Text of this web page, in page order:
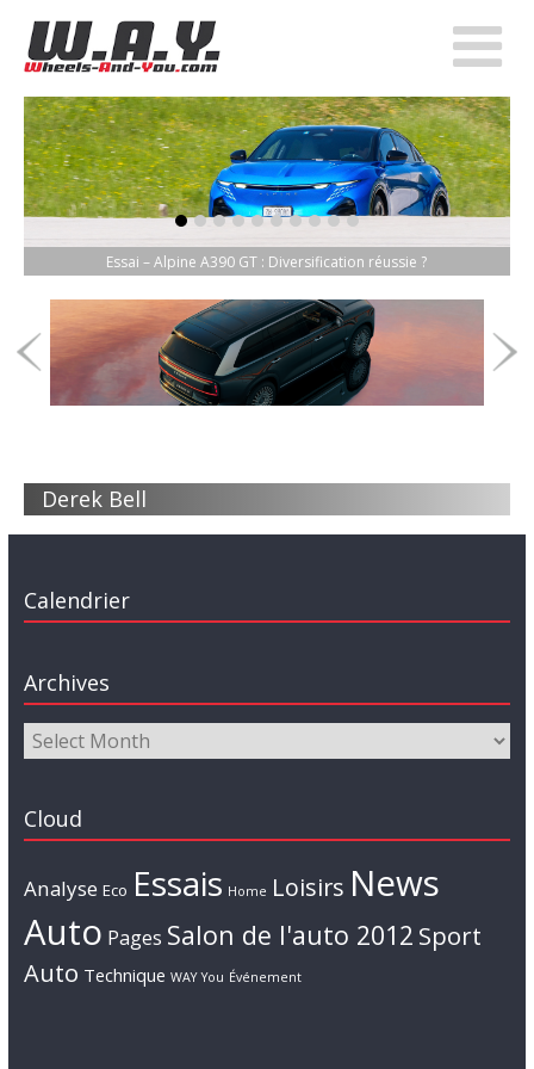
Essai – Alpine A390 GT : Diversification réussie ?
item-0
item-1
item-2
item-3
item-4
item-5
item-6
item-7
item-8
item-9
Derek Bell
Calendrier
Archives
Cloud
Analyse Eco Essais Home Loisirs News
Auto Pages Salon de l'auto 2012 Sport
Auto Technique WAY You Événement